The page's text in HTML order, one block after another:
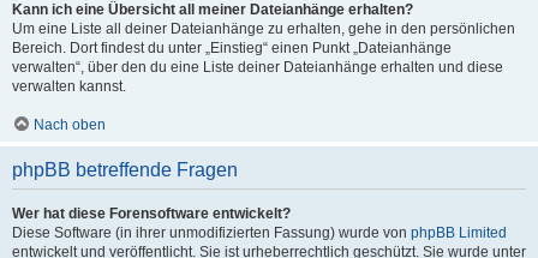
Kann ich eine Übersicht all meiner Dateianhänge erhalten?
Um eine Liste all deiner Dateianhänge zu erhalten, gehe in den persönlichen
Bereich. Dort findest du unter „Einstieg“ einen Punkt „Dateianhänge
verwalten“, über den du eine Liste deiner Dateianhänge erhalten und diese
verwalten kannst.
Nach oben
phpBB betreffende Fragen
Wer hat diese Forensoftware entwickelt?
Diese Software (in ihrer unmodifizierten Fassung) wurde von phpBB Limited
entwickelt und veröffentlicht. Sie ist urheberrechtlich geschützt. Sie wurde unter